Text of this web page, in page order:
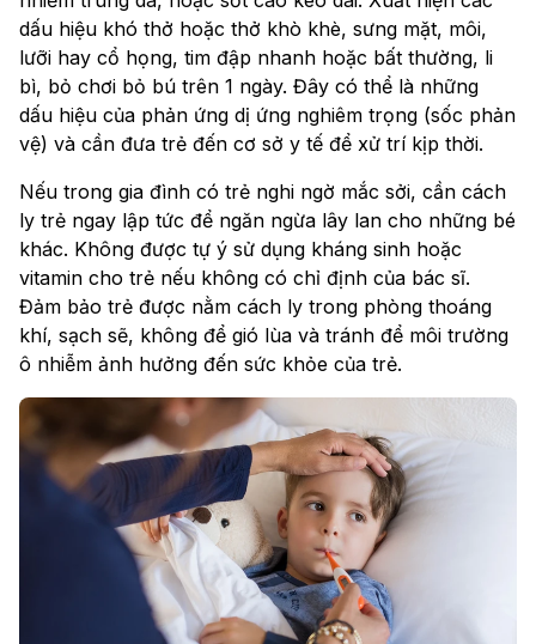
dấu hiệu khó thở hoặc thở khò khè, sưng mặt, môi,
lưỡi hay cổ họng, tim đập nhanh hoặc bất thường, li
bì, bỏ chơi bỏ bú trên 1 ngày. Đây có thể là những
dấu hiệu của phản ứng dị ứng nghiêm trọng (sốc phản
vệ) và cần đưa trẻ đến cơ sở y tế để xử trí kịp thời.
Nếu trong gia đình có trẻ nghi ngờ mắc sởi, cần cách
ly trẻ ngay lập tức để ngăn ngừa lây lan cho những bé
khác. Không được tự ý sử dụng kháng sinh hoặc
vitamin cho trẻ nếu không có chỉ định của bác sĩ.
Đảm bảo trẻ được nằm cách ly trong phòng thoáng
khí, sạch sẽ, không để gió lùa và tránh để môi trường
ô nhiễm ảnh hưởng đến sức khỏe của trẻ.